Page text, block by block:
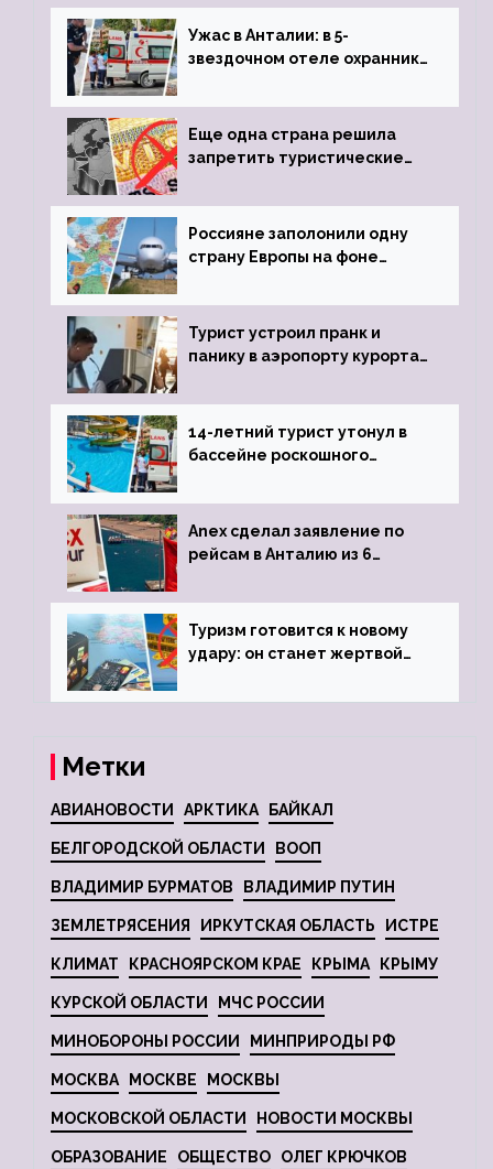
Ужас в Анталии: в 5-
звездочном отеле охранник
пистолета
Еще одна страна решила
запретить туристические
Россияне заполонили одну
страну Европы на фоне
виз
Турист устроил пранк и
панику в аэропорту курорта,
задержке рейса
14-летний турист утонул в
бассейне роскошного
Anex сделал заявление по
рейсам в Анталию из 6
Туризм готовится к новому
удару: он станет жертвой
Метки
АВИАНОВОСТИ АРКТИКА БАЙКАЛ
БЕЛГОРОДСКОЙ ОБЛАСТИ ВООП
ВЛАДИМИР БУРМАТОВ ВЛАДИМИР ПУТИН
ЗЕМЛЕТРЯСЕНИЯ ИРКУТСКАЯ ОБЛАСТЬ ИСТРЕ
КЛИМАТ КРАСНОЯРСКОМ КРАЕ КРЫМА КРЫМУ
КУРСКОЙ ОБЛАСТИ МЧС РОССИИ
МИНОБОРОНЫ РОССИИ МИНПРИРОДЫ РФ
МОСКВА МОСКВЕ МОСКВЫ
МОСКОВСКОЙ ОБЛАСТИ НОВОСТИ МОСКВЫ
ОБРАЗОВАНИЕ ОБЩЕСТВО ОЛЕГ КРЮЧКОВ